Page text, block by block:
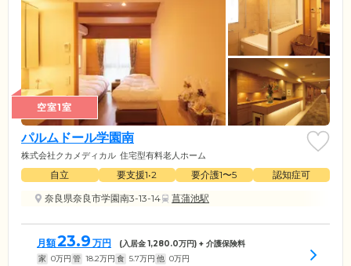
空室1室
パルムドール学園南
株式会社クカメディカル 住宅型有料老人ホーム
自立 要支援1•2 要介護1〜5
認知症可
奈良県奈良市学園南3-13-14
菖蒲池駅
月額23.9 万円 (入居金1,280.0万円) + 介護保険料
家 0万円 管 18.2万円 食 5.7万円 他 0万円